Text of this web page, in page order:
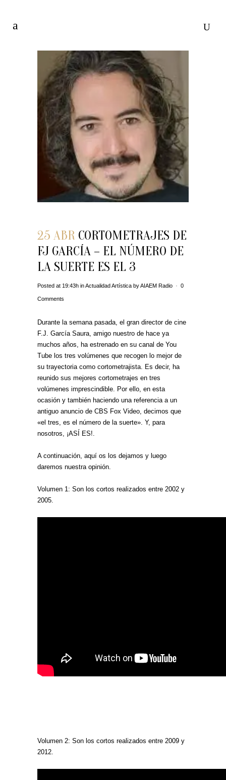
25 ABR CORTOMETRAJES DE
FJ GARCÍA – EL NÚMERO DE
LA SUERTE ES EL 3
Posted at 19:43h inActualidad Artística byAIAEM Radio 0
Comments
Durante la semana pasada, el gran director de cine
F.J. García Saura, amigo nuestro de hace ya
muchos años, ha estrenado en su canal de You
Tube los tres volúmenes que recogen lo mejor de
su trayectoria como cortometrajista. Es decir, ha
reunido sus mejores cortometrajes en tres
volúmenes imprescindible. Por ello, en esta
ocasión y también haciendo una referencia a un
antiguo anuncio de CBS Fox Video, decimos que
«el tres, es el número de la suerte». Y, para
nosotros, ¡ASÍ ES!.
A continuación, aquí os los dejamos y luego
daremos nuestra opinión.
Volumen 1: Son los cortos realizados entre 2002 y
2005.
Volumen 2: Son los cortos realizados entre 2009 y
2012.